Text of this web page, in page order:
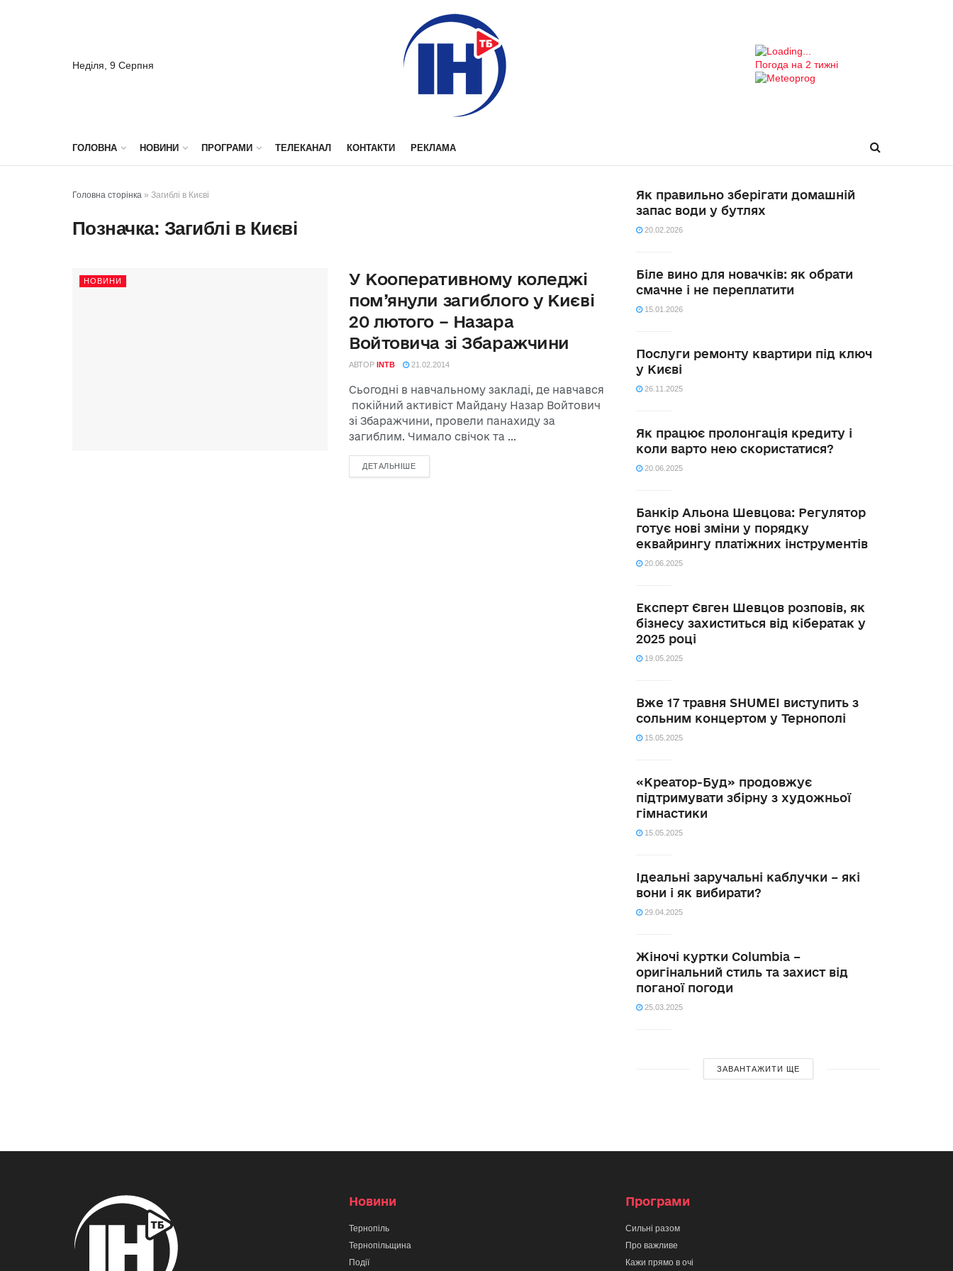
Неділя, 9 Серпня Погода на 2 тижні
ГОЛОВНА НОВИНИ ПРОГРАМИ ТЕЛЕКАНАЛ КОНТАКТИ РЕКЛАМА
Головна сторінка » Загиблі в Києві
Позначка: Загиблі в Києві
НОВИНИ
У Кооперативному коледжі
пом’янули загиблого у Києві
20 лютого – Назара
Войтовича зі Збаражчини
АВТОР INTB 21.02.2014
Сьогодні в навчальному закладі, де навчався
покійний активіст Майдану Назар Войтович
зі Збаражчини, провели панахиду за
загиблим. Чимало свічок та ...
ДЕТАЛЬНІШЕ
Як правильно зберігати домашній
запас води у бутлях
20.02.2026
Біле вино для новачків: як обрати
смачне і не переплатити
15.01.2026
Послуги ремонту квартири під ключ
у Києві
26.11.2025
Як працює пролонгація кредиту і
коли варто нею скористатися?
20.06.2025
Банкір Альона Шевцова: Регулятор
готує нові зміни у порядку
еквайрингу платіжних інструментів
20.06.2025
Експерт Євген Шевцов розповів, як
бізнесу захиститься від кібератак у
2025 році
19.05.2025
Вже 17 травня SHUMEI виступить з
сольним концертом у Тернополі
15.05.2025
«Креатор-Буд» продовжує
підтримувати збірну з художньої
гімнастики
15.05.2025
Ідеальні заручальні каблучки – які
вони і як вибирати?
29.04.2025
Жіночі куртки Columbia –
оригінальний стиль та захист від
поганої погоди
25.03.2025
ЗАВАНТАЖИТИ ЩЕ
Новини
Тернопіль
Тернопільщина
Події
Програми
Сильні разом
Про важливе
Кажи прямо в очі